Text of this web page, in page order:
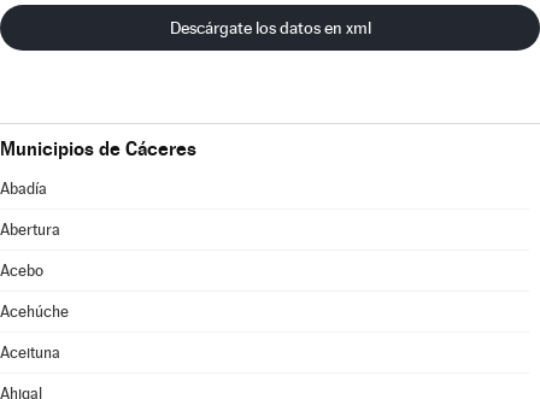
Descárgate los datos en xml
Municipios de Cáceres
Abadía
Abertura
Acebo
Acehúche
Aceituna
Ahigal